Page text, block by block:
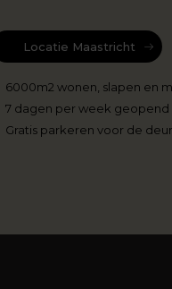
Locatie Maastricht
6000m2 wonen, slapen en
7 dagen per week geopend
Gratis parkeren voor de deur